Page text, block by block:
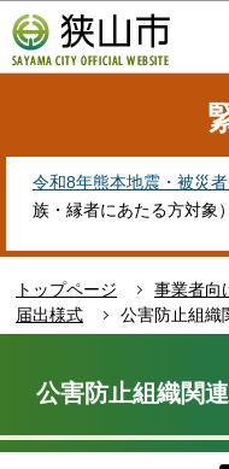
の
ペ
す
令和8年熊本地震・被災
族・縁者にあたる方対象）
トップページ 事業者向
届出様式
公害防止組織
か
公害防止組織関